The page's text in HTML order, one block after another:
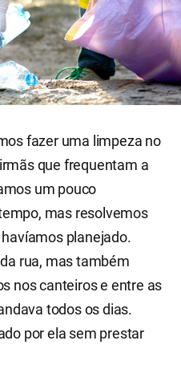
fazer uma limpeza no
que frequentam a
um pouco
mas resolvemos
planejado.
rua, mas também
nos canteiros e entre as
todos os dias.
por ela sem prestar